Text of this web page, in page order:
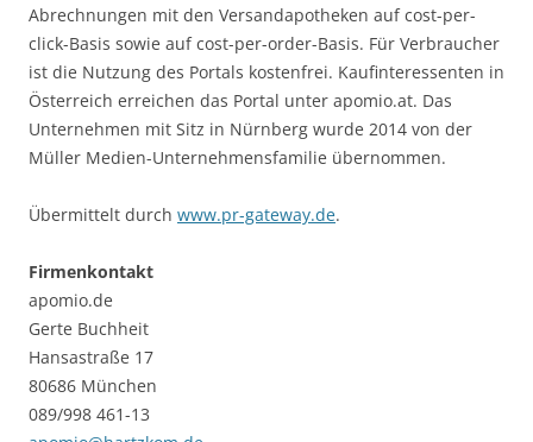
Abrechnungen mit den Versandapotheken auf cost-per-
click-Basis sowie auf cost-per-order-Basis. Für Verbraucher
ist die Nutzung des Portals kostenfrei. Kaufinteressenten in
Österreich erreichen das Portal unter apomio.at. Das
Unternehmen mit Sitz in Nürnberg wurde 2014 von der
Müller Medien-Unternehmensfamilie übernommen.
Übermittelt durch www.pr-gateway.de.
Firmenkontakt
apomio.de
Gerte Buchheit
Hansastraße 17
80686 München
089/998 461-13